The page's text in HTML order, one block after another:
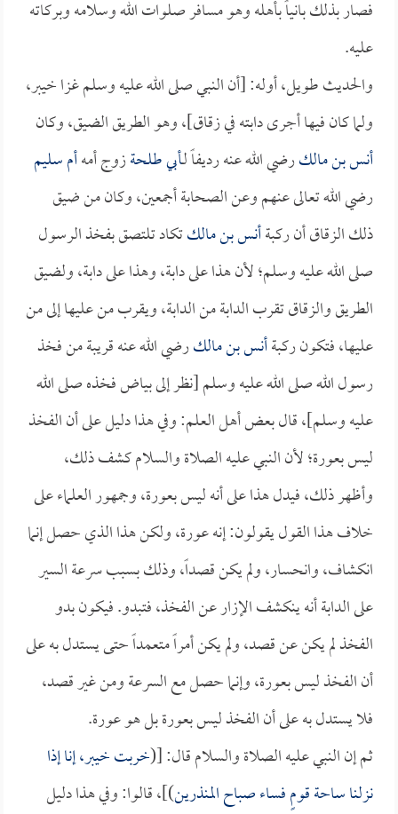
فصار بذلك بانياً بأهله وهو مسافر صلوات الله وسلامه وبركاته
عليه.
والحديث طويل، أوله: [أن النبي صلى الله عليه وسلم غزا خيبر،
ولما كان فيها أجرى دابته في زقاق]، وهو الطريق الضيق، وكان
أنس بن مالكرضي الله عنه رديفاً لـأبي طلحةزوج أمهأم سليم
رضي الله تعالى عنهم وعن الصحابة أجمعين، وكان من ضيق
ذلك الزقاق أن ركبةأنس بن مالكتكاد تلتصق بفخذ الرسول
صلى الله عليه وسلم؛ لأن هذا على دابة، وهذا على دابة، ولضيق
الطريق والزقاق تقرب الدابة من الدابة، ويقرب من عليها إلى من
عليها، فتكون ركبةأنس بن مالكرضي الله عنه قريبة من فخذ
رسول الله صلى الله عليه وسلم [نظر إلى بياض فخذه صلى الله
عليه وسلم]، قال بعض أهل العلم: وفي هذا دليل على أن الفخذ
ليس بعورة؛ لأن النبي عليه الصلاة والسلام كشف ذلك،
وأظهر ذلك، فيدل هذا على أنه ليس بعورة، وجمهور العلماء على
خلاف هذا القول يقولون: إنه عورة، ولكن هذا الذي حصل إنما
انكشاف، وانحسار، ولم يكن قصداً، وذلك بسبب سرعة السير
على الدابة أنه ينكشف الإزار عن الفخذ، فتبدو. فيكون بدو
الفخذ لم يكن عن قصد، ولم يكن أمراً متعمداً حتى يستدل به على
أن الفخذ ليس بعورة، وإنما حصل مع السرعة ومن غير قصد،
فلا يستدل به على أن الفخذ ليس بعورة بل هو عورة.
ثم إن النبي عليه الصلاة والسلام قال: [(خربت خيبر، إنا إذا
نزلنا ساحة قومٍ فساء صباح المنذرين)]، قالوا: وفي هذا دليل